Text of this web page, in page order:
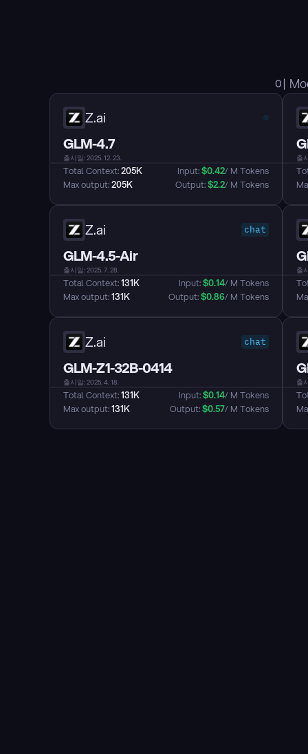
이
Z.ai
GLM-4.7
출시일: 2025. 12. 23.
Total Context: 205K
Max output: 205K
Input: $0.42/ M Tokens
Output: $2.2/ M Tokens
출
Z.ai chat
GLM-4.5-Air
출시일: 2025. 7. 28.
Total Context: 131K
Max output: 131K
Input: $0.14/ M Tokens
Output: $0.86/ M Tokens
출
Z.ai chat
GLM-Z1-32B-0414
출시일: 2025. 4. 18.
Total Context: 131K
Max output: 131K
Input: $0.14/ M Tokens
Output: $0.57/ M Tokens
출